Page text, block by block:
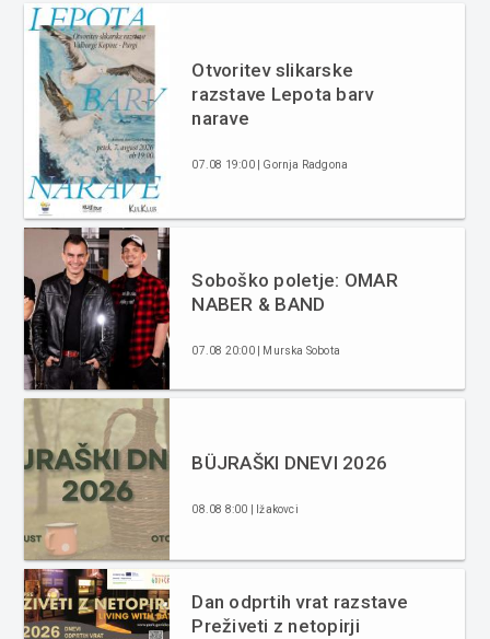
Otvoritev slikarske
razstave Lepota barv
narave
07.08 19:00 | Gornja Radgona
Soboško poletje: OMAR
NABER & BAND
07.08 20:00 | Murska Sobota
BÜJRAŠKI DNEVI 2026
08.08 8:00 | Ižakovci
Dan odprtih vrat razstave
Preživeti z netopirji